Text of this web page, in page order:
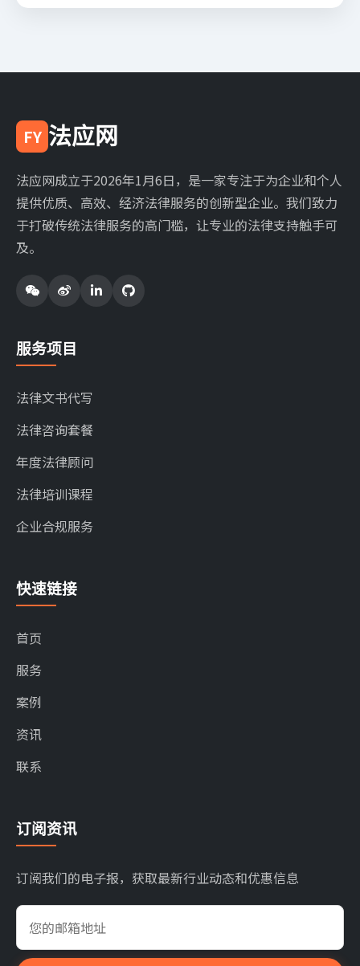
FY 法应网
法应网成立于2026年1月6日，是一家专注于为企业和个人
提供优质、高效、经济法律服务的创新型企业。我们致力
于打破传统法律服务的高门槛，让专业的法律支持触手可
及。
服务项目
法律文书代写
法律咨询套餐
年度法律顾问
法律培训课程
企业合规服务
快速链接
首页
服务
案例
资讯
联系
订阅资讯
订阅我们的电子报，获取最新行业动态和优惠信息